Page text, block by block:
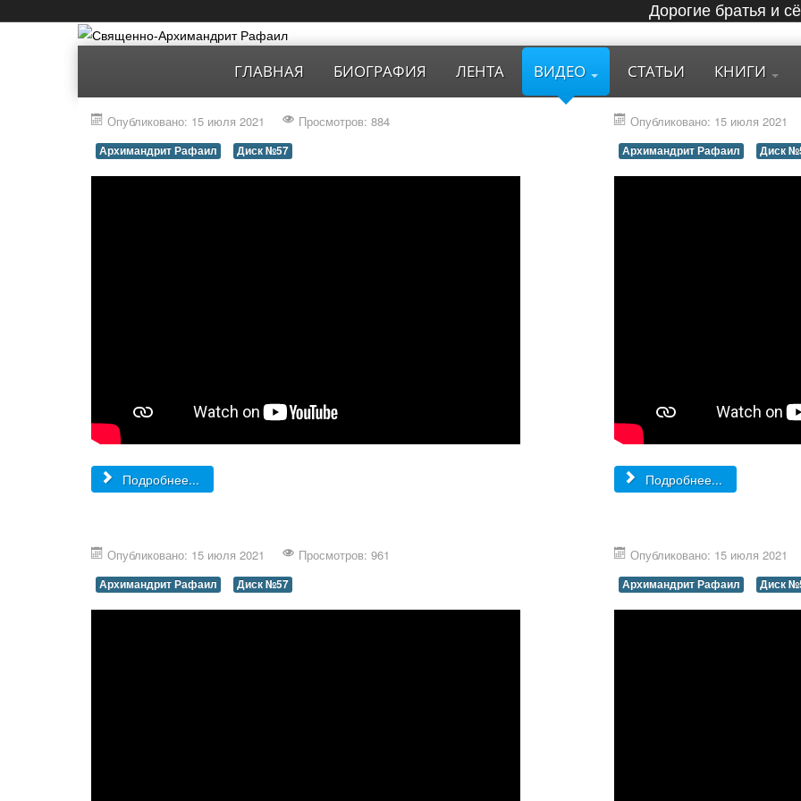
Дорогие братья и
ГЛАВНАЯ БИОГРАФИЯ ЛЕНТА ВИДЕО СТАТЬИ КНИГИ
Опубликовано: 15 июля 2021 Просмотров: 884
Архимандрит Рафаил Диск №57
Подробнее...
Опубликовано: 15 июля 2021
Архимандрит Рафаил Диск
Подробнее...
Опубликовано: 15 июля 2021 Просмотров: 961
Архимандрит Рафаил Диск №57
Опубликовано: 15 июля 2021
Архимандрит Рафаил Диск